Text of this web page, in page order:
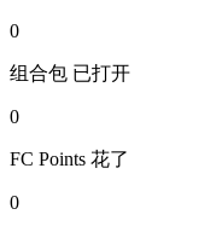
0
组合包 已打开
0
FC Points 花了
0